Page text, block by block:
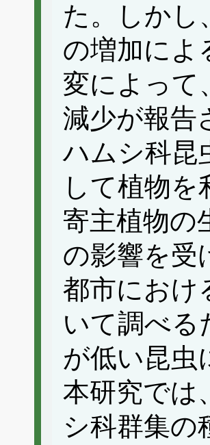
た。しかし
の増加によ
変によって
減少が報告
ハムシ科昆
して植物
寄主植物の
の影響を受
都市におけ
いて調べる
が低い昆虫
本研究では
シ科群集の